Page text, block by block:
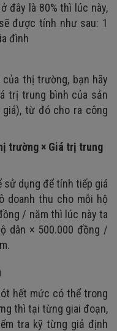
đây là 80% thì lúc này,
được tính như sau: 1
đình
thị trường, bạn hãy
trị trung bình của sản
từ đó cho ra công
trường × Giá trị trung
dụng để tính tiếp giá
doanh thu cho mỗi hộ
/ năm thì lúc này ta
dân × 500.000 đồng /
hết mức có thể trong
thì tại từng giai đoạn,
tra kỹ từng giả định